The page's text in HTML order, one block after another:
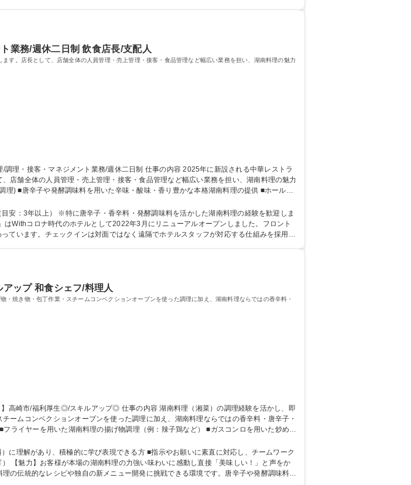
業務/週休二日制 飲食店長/支配人
す。店長として、店舗全体の人員管理・売上管理・接客・食品管理など幅広い業務を担い、湖南料理の魅力
店舗全体の人員管理・売上管理・接客・食品管理など幅広い業務を担い、湖南料理の魅力
教育・シフト管理 ■食材・備品の発注、在庫管理 ■湖南料理に欠かせない食材の安定的
【レストラン店長/高崎市】中華料理/調理・接客・マネジメント業務/週休二日制
安：3年以上） ※特に唐辛子・香辛料・発酵調味料を活かした湖南料理の経験を歓迎しま
ています。チェックインは対面ではなく遠隔でホテルスタッフが対応する仕組みを採用
ップ 和食シェフ/料理人
焼き物・包丁作業・スチームコンベクションオーブンを使った調理に加え、湖南料理ならではの香辛料・
ームコンベクションオーブンを使った調理に加え、湖南料理ならではの香辛料・唐辛子・
た各種湖南料理の仕込み・調理 ■肉・魚・野菜などの下処理、洗いもの ■湖南料理特有
の香辛料やソースを用いた味付け・仕上げ ■手が空いた際の盛り付けや他の補助業務 募集職種 【ホテルのレストランマネジメント】高崎市/福利厚生◎/スキルアップ◎
に理解があり、積極的に学び表現できる方 ■指示やお願いに素直に対応し、チームワーク
の伝統的なレシピや独自の新メニュー開発に挑戦できる環境です。唐辛子や発酵調味料を